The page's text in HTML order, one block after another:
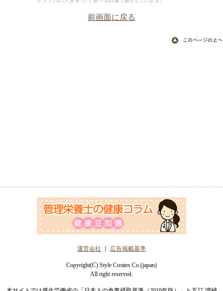
前画面に戻る
運営会社 広告掲載基準
Copyright(C) Style Creates Co.(japan)
All right reserved.